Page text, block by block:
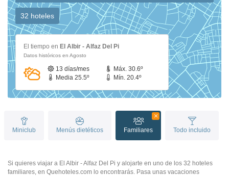
32 hoteles
El tiempo en El Albir - Alfaz Del Pi
Datos históricos en Agosto
13 días/mes
Máx. 30.6º
Media 25.5º
Mín. 20.4º
Miniclub Menús dietéticos Familiares Todo incluido
Si quieres viajar a El Albir - Alfaz Del Pi y alojarte en uno de los 32 hoteles
familiares, en Quehoteles.com lo encontrarás. Pasa unas vacaciones